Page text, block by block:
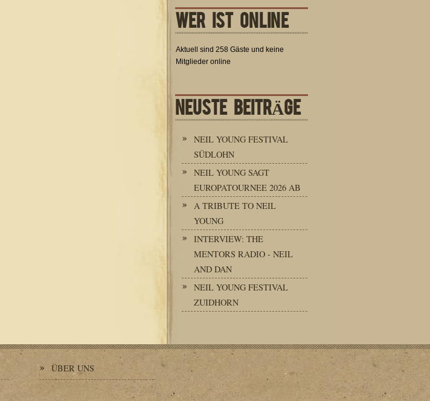
WER IST ONLINE
Aktuell sind 258 Gäste und keine
Mitglieder online
NEUSTE BEITRÄGE
NEIL YOUNG FESTIVAL
SÜDLOHN
NEIL YOUNG SAGT
EUROPATOURNEE 2026 AB
A TRIBUTE TO NEIL
YOUNG
INTERVIEW: THE
MENTORS RADIO - NEIL
AND DAN
NEIL YOUNG FESTIVAL
ZUIDHORN
ÜBER UNS